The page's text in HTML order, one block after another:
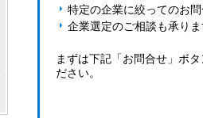
特定の企業に絞ってのお
企業選定のご相談も承り
まずは下記「お問合せ」ボ
ださい。